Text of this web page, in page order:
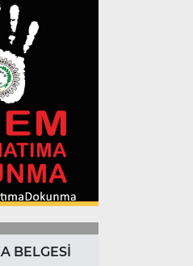
BELGESİ